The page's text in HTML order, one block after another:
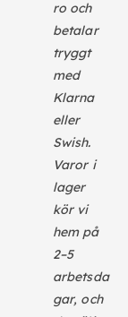
ro och
betalar
tryggt
med
Klarna
eller
Swish.
Varor i
lager
kör vi
hem på
2–5
arbetsda
gar, och